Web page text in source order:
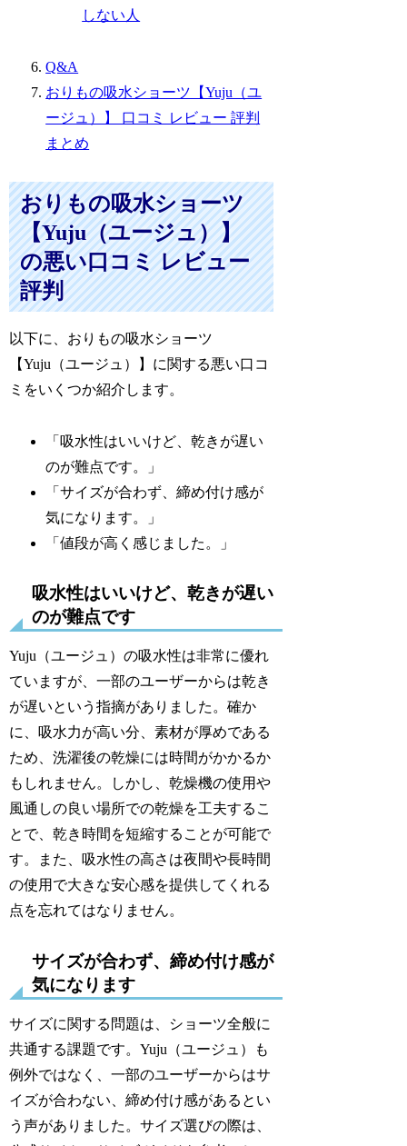
しない人
Q&A
おりもの吸水ショーツ【Yuju（ユ
ージュ）】 口コミ レビュー 評判
まとめ
おりもの吸水ショーツ
【Yuju（ユージュ）】
の悪い口コミ レビュー
評判
以下に、おりもの吸水ショーツ
【Yuju（ユージュ）】に関する悪い口コ
ミをいくつか紹介します。
「吸水性はいいけど、乾きが遅い
のが難点です。」
「サイズが合わず、締め付け感が
気になります。」
「値段が高く感じました。」
吸水性はいいけど、乾きが遅い
のが難点です
Yuju（ユージュ）の吸水性は非常に優れ
ていますが、一部のユーザーからは乾き
が遅いという指摘がありました。確か
に、吸水力が高い分、素材が厚めである
ため、洗濯後の乾燥には時間がかかるか
もしれません。しかし、乾燥機の使用や
風通しの良い場所での乾燥を工夫するこ
とで、乾き時間を短縮することが可能で
す。また、吸水性の高さは夜間や長時間
の使用で大きな安心感を提供してくれる
点を忘れてはなりません。
サイズが合わず、締め付け感が
気になります
サイズに関する問題は、ショーツ全般に
共通する課題です。Yuju（ユージュ）も
例外ではなく、一部のユーザーからはサ
イズが合わない、締め付け感があるとい
う声がありました。サイズ選びの際は、